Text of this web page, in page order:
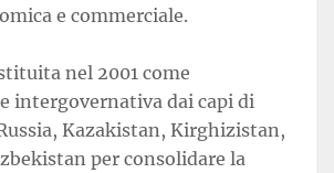
e commerciale.
nel 2001 come
intergovernativa dai capi di
Kazakistan, Kirghizistan,
per consolidare la